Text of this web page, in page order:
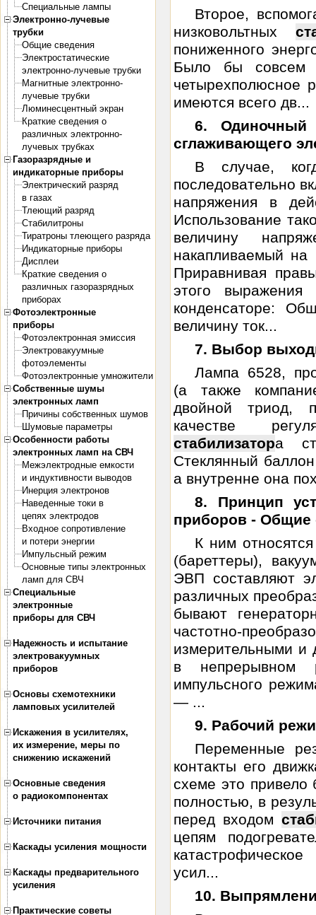
Специальные лампы
Электронно-лучевые
трубки
Общие сведения
Электростатические
электронно-лучевые трубки
Магнитные электронно-
лучевые трубки
Люминесцентный экран
Краткие сведения о
различных электронно-
лучевых трубках
Газоразрядные и
индикаторные приборы
Электрический разряд
в газах
Тлеющий разряд
Стабилитроны
Тиратроны тлеющего разряда
Индикаторные приборы
Дисплеи
Краткие сведения о
различных газоразрядных
приборах
Фотоэлектронные
приборы
Фотоэлектронная эмиссия
Электровакуумные
фотоэлементы
Фотоэлектронные умножители
Собственные шумы
электронных ламп
Причины собственных шумов
Шумовые параметры
Особенности работы
электронных ламп на СВЧ
Межэлектродные емкости
и индуктивности выводов
Инерция электронов
Наведенные токи в
цепях электродов
Входное сопротивление
и потери энергии
Импульсный режим
Основные типы электронных
ламп для СВЧ
Специальные
электронные
приборы для СВЧ
Надежность и испытание
электровакуумных
приборов
Основы схемотехники
ламповых усилителей
Искажения в усилителях,
их измерение, меры по
снижению искажений
Основные сведения
о радиокомпонентах
Источники питания
Каскады усиления мощности
Каскады предварительного
усиления
Практические советы
Второе,
низковольтных
пониженного
Было бы совсем
четырехполюсное
имеются всего дв...
6. Одиночный
сглаживающего
В случае,
последовательно
напряжения в
Использование
величину
накапливаемый на
Приравнивая
этого выражения
конденсаторе:
величину ток...
7. Выбор
Лампа 6528,
(а также
двойной триод,
качестве
стабилизатора
Стеклянный
а внутренне она
8. Принцип
приборов - Общие
К ним
(бареттеры),
ЭВП составляют
различных
бывают
частотно-
измерительными и
в непрерывном
импульсного
— ...
9. Рабочий
Переменные
контакты его
схеме это привело
полностью, в
перед входом
цепям
усил...
10.